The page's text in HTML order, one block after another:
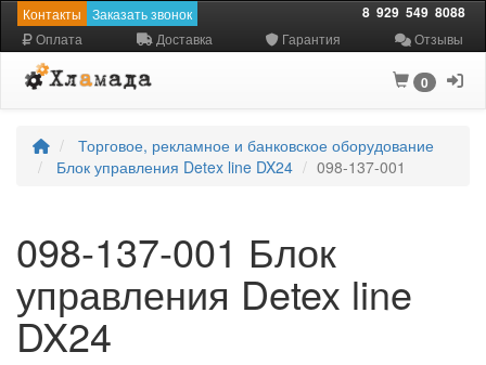
Контакты Заказать звонок 8 929 549 8088
Оплата Доставка Гарантия Отзывы
0
Торговое, рекламное и банковское оборудование
Блок управления Detex line DX24
098-137-001
098-137-001 Блок
управления Detex line
DX24